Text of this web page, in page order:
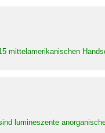
mittelamerikanischen
lumineszente